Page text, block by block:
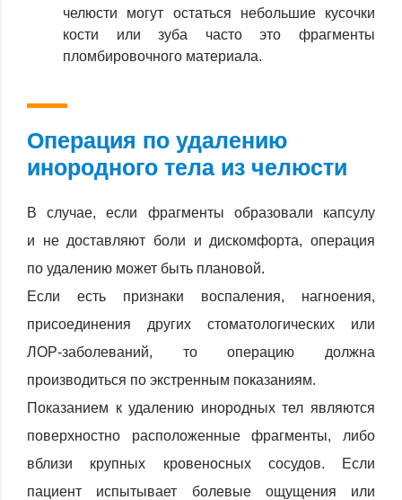
челюсти могут остаться небольшие кусочки
кости или зуба часто это фрагменты
пломбировочного материала.
Операция по удалению
инородного тела из челюсти
В случае, если фрагменты образовали капсулу
и не доставляют боли и дискомфорта, операция
по удалению может быть плановой.
Если есть признаки воспаления, нагноения,
присоединения других стоматологических или
ЛОР-заболеваний, то операцию должна
производиться по экстренным показаниям.
Показанием к удалению инородных тел являются
поверхностно расположенные фрагменты, либо
вблизи крупных кровеносных сосудов. Если
пациент испытывает болевые ощущения или